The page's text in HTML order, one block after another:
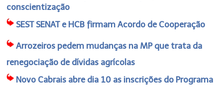
conscientização
SEST SENAT e HCB firmam Acordo de Cooperação
Arrozeiros pedem mudanças na MP que trata da
renegociação de dívidas agrícolas
Novo Cabrais abre dia 10 as inscrições do Programa